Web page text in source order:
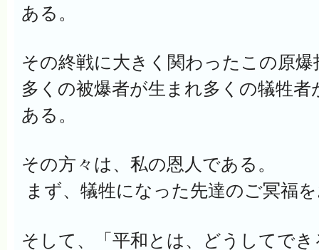
ある。
その終戦に大きく関わったこの原
多くの被爆者が生まれ多くの犠牲
ある。
その方々は、私の恩人である。
まず、犠牲になった先達のご冥福
そして、「平和とは、どうしてで